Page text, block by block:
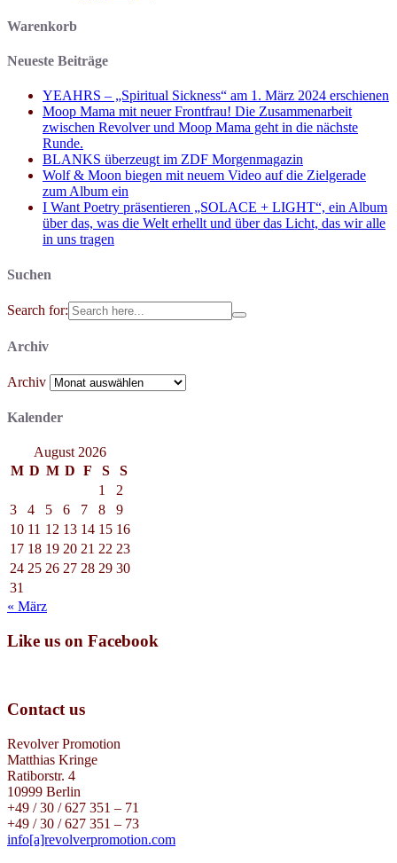
Warenkorb
Neueste Beiträge
YEAHRS – „Spiritual Sickness“ am 1. März 2024 erschienen
Moop Mama mit neuer Frontfrau! Die Zusammenarbeit
zwischen Revolver und Moop Mama geht in die nächste
Runde.
BLANKS überzeugt im ZDF Morgenmagazin
Wolf & Moon biegen mit neuem Video auf die Zielgerade
zum Album ein
I Want Poetry präsentieren „SOLACE + LIGHT“, ein Album
über das, was die Welt erhellt und über das Licht, das wir alle
in uns tragen
Suchen
Search for:
Archiv
Archiv
Kalender
August 2026
M D M D F S
S
1
2
3
4 5 6 7 8
9
10 11 12 13 14 15 16
17 18 19 20 21 22 23
24 25 26 27 28 29 30
31
« März
Like us on Facebook
Contact us
Revolver Promotion
Matthias Kringe
Ratiborstr. 4
10999 Berlin
+49 / 30 / 627 351 – 71
+49 / 30 / 627 351 – 73
info[a]revolverpromotion.com